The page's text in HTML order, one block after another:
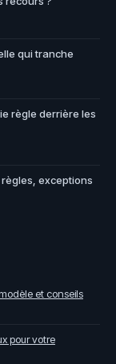
qui tranche
règle derrière les
exceptions
et conseils
pour votre